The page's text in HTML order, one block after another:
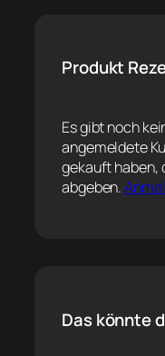
Produkt
Es gibt noch
angemeldete
gekauft haben,
abgeben.
Das könnte